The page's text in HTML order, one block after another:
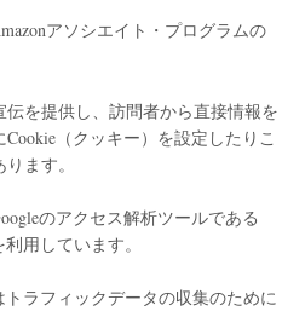
アソシエイト・プログラムの
を提供し、訪問者から直接情報を
（クッキー）を設定したりこ
ます。
のアクセス解析ツールである
用しています。
トラフィックデータの収集のために